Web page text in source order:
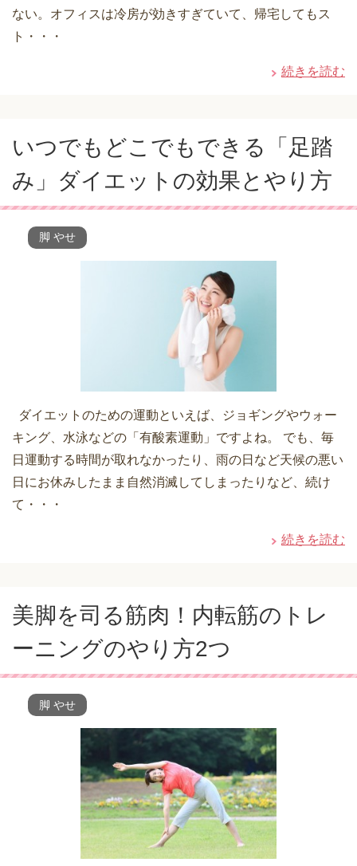
ない。オフィスは冷房が効きすぎていて、帰宅してもス
ト・・・
続きを読む
いつでもどこでもできる「足踏
み」ダイエットの効果とやり方
脚 やせ
ダイエットのための運動といえば、ジョギングやウォー
キング、水泳などの「有酸素運動」ですよね。 でも、毎
日運動する時間が取れなかったり、雨の日など天候の悪い
日にお休みしたまま自然消滅してしまったりなど、続け
て・・・
続きを読む
美脚を司る筋肉！内転筋のトレ
ーニングのやり方2つ
脚 やせ